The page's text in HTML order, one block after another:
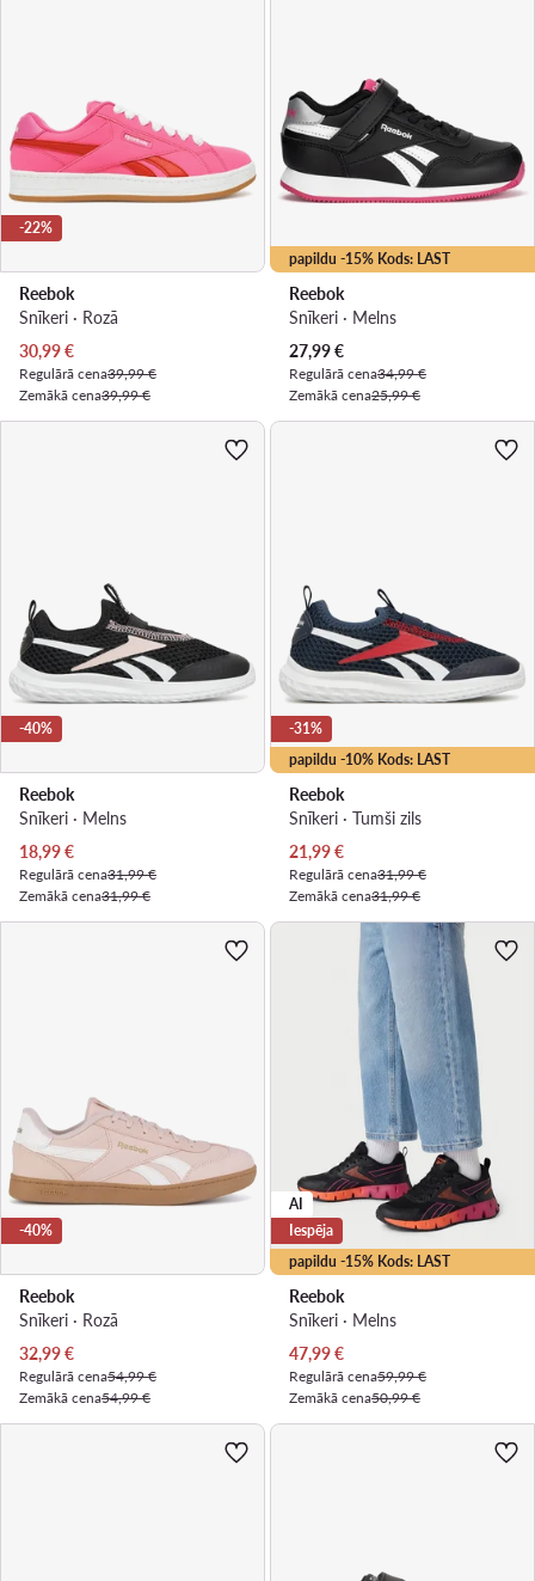
-22%
Reebok
Snīkeri · Rozā
Pašreizējā cena
30,99€
Regulārā cena39,99 €
Zemākā cena39,99 €
papildu -15% Kods: LAST
Reebok
Snīkeri · Melns
Pašreizējā cena
27,99€
Regulārā cena34,99 €
Zemākā cena25,99 €
-40%
Reebok
Snīkeri · Melns
Pašreizējā cena
18,99€
Regulārā cena31,99 €
Zemākā cena31,99 €
papildu -10% Kods: LAST
-31%
Reebok
Snīkeri · Tumši zils
Pašreizējā cena
21,99€
Regulārā cena31,99 €
Zemākā cena31,99 €
-40%
Reebok
Snīkeri · Rozā
Pašreizējā cena
32,99€
Regulārā cena54,99 €
Zemākā cena54,99 €
papildu -15% Kods: LAST
AI
Iespēja
Reebok
Snīkeri · Melns
Pašreizējā cena
47,99€
Regulārā cena59,99 €
Zemākā cena50,99 €